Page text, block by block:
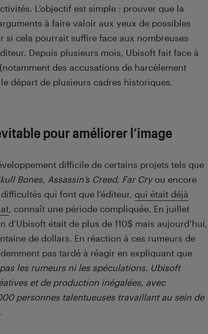
L’objectif est simple : prouver que la
à faire valoir aux yeux de possibles
si cela pourrait suffire face aux nombreuses
Depuis plusieurs mois, Ubisoft fait face à
des accusations de harcèlement
départ de plusieurs cadres historiques.
pour améliorer l’image
difficile de certains projets tels que
Bones, Assassin’s Creed, Far Cryou encore
qui font que l’éditeur, qui était déjà
, connaît une période compliquée. En juillet
d’Ubisoft était de plus de 110$ mais aujourd’hui,
de dollars. En réaction à ces rumeurs de
pas tardé à réagir en expliquant que
les rumeurs ni les spéculations. Ubisoft
et de production inégalées, avec
personnes talentueuses travaillant au sein de
.